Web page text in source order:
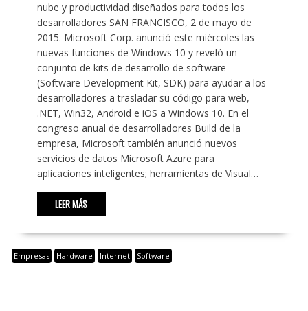
nube y productividad diseñados para todos los
desarrolladores SAN FRANCISCO, 2 de mayo de
2015. Microsoft Corp. anunció este miércoles las
nuevas funciones de Windows 10 y reveló un
conjunto de kits de desarrollo de software
(Software Development Kit, SDK) para ayudar a los
desarrolladores a trasladar su código para web,
.NET, Win32, Android e iOS a Windows 10. En el
congreso anual de desarrolladores Build de la
empresa, Microsoft también anunció nuevos
servicios de datos Microsoft Azure para
aplicaciones inteligentes; herramientas de Visual…
LEER MÁS
Empresas Hardware Internet Software